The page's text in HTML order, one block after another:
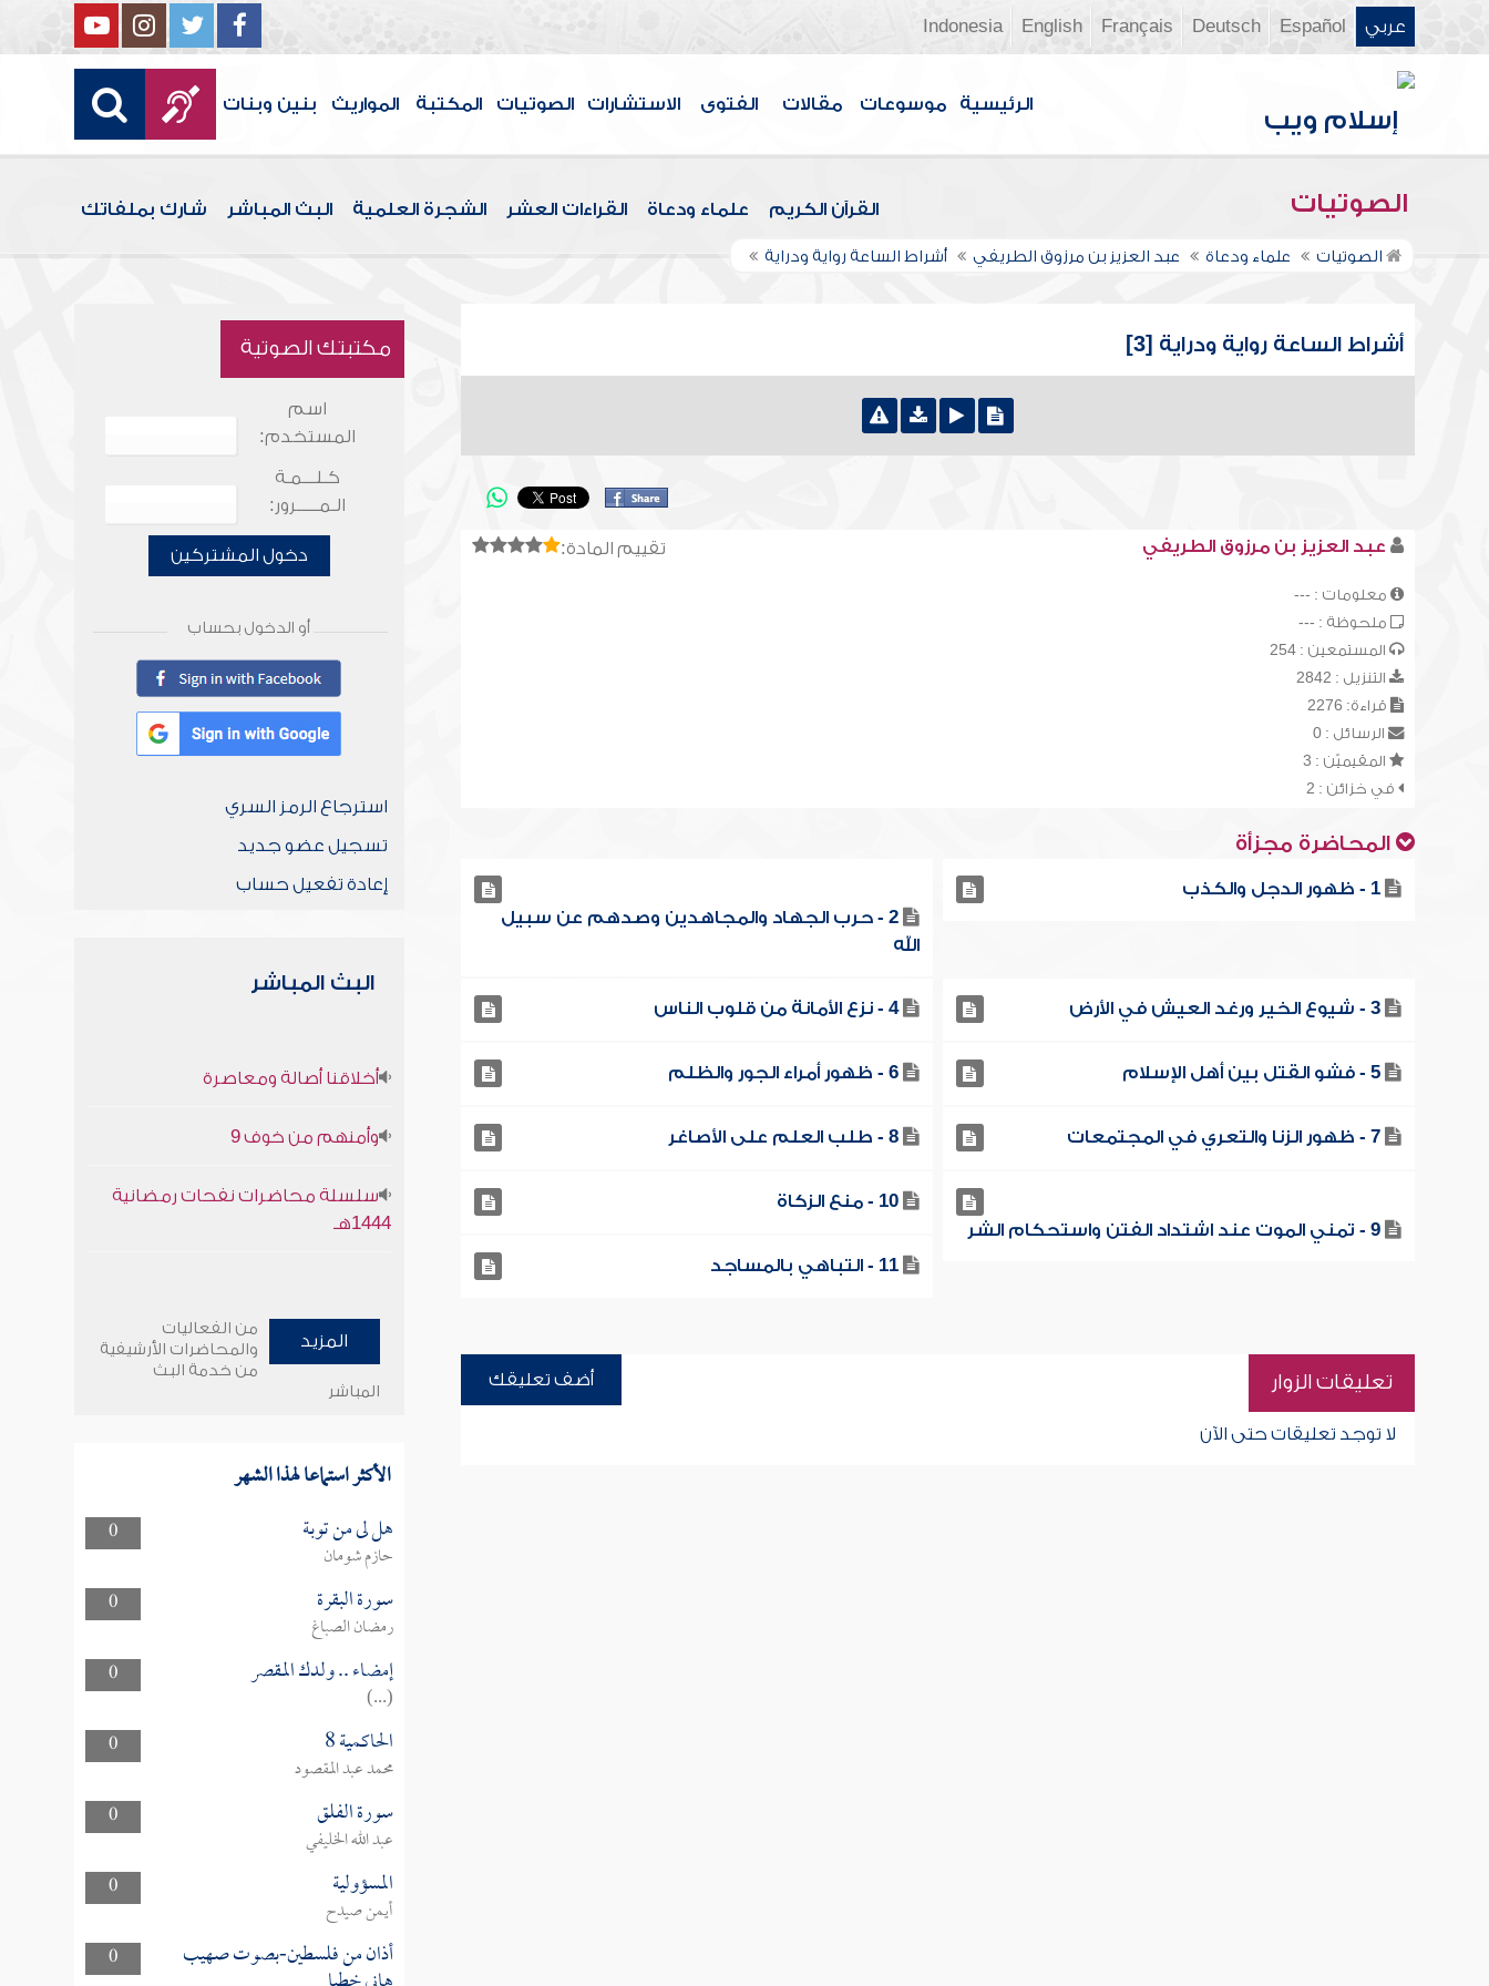
عربي Español
Deutsch
Français
English
Indonesia
الرئيسية موسوعات مقالات الفتوى الاستشارات الصوتيات المكتبة المواريث بنين وبنات
الصوتيات القرآن الكريم علماء ودعاة القراءات العشر الشجرة العلمية البث المباشر شارك بملفاتك
الصوتيات علماء ودعاة عبد العزيز بن مرزوق الطريفي أشراط الساعة رواية ودراية
أشراط الساعة رواية ودراية [3]
تقييم المادة: عبد العزيز بن مرزوق الطريفي
معلومات : ---
ملحوظة : ---
المستمعين : 254
التنزيل : 2842
قراءة: 2276
الرسائل : 0
المقيميّن : 3
في خزائن : 2
المحاضرة مجزأة
1 - ظهور الدجل والكذب
2 - حرب الجهاد والمجاهدين وصدهم عن سبيل
الله
3 - شيوع الخير ورغد العيش في الأرض 4 - نزع الأمانة من قلوب الناس
5 - فشو القتل بين أهل الإسلام 6 - ظهور أمراء الجور والظلم
7 - ظهور الزنا والتعري في المجتمعات 8 - طلب العلم على الأصاغر
9 - تمني الموت عند اشتداد الفتن واستحكام الشر
10 - منع الزكاة
11 - التباهي بالمساجد
تعليقات الزوار أضف تعليقك
لا توجد تعليقات حتى الآن
مكتبتك الصوتية
اسم
المستخدم:
كـلـــمـة
الـمـــــرور:
دخول المشتركين
أو الدخول بحساب
استرجاع الرمز السري
تسجيل عضو جديد
إعادة تفعيل حساب
البث المباشر
أخلاقنا أصالة ومعاصرة
وأمنهم من خوف 9
سلسلة محاضرات نفحات رمضانية
1444هـ
المزيد
من الفعاليات
والمحاضرات الأرشيفية
من خدمة البث
المباشر
الأكثر استماعا لهذا الشهر
0 هل لى من توبة
حازم شومان
0
سورة البقرة
رمضان الصباغ
0
إمضاء .. ولدك المقصر
(...)
0
الحاكمية 8
محمد عبد المقصود
0
سورة الفلق
عبد الله الخليفي
0
المسؤولية
أيمن صيدح
0
أذان من فلسطين-بصوت صهيب